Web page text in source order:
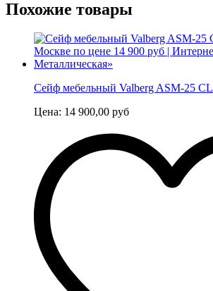
Похожие товары
Сейф мебельный Valberg ASM-25 CL
Цена: 14 900,00 руб